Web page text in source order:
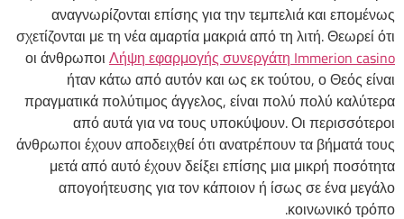
αναγνωρίζονται επίσης για την τεμπελιά και επομένως
σχετίζονται με τη νέα αμαρτία μακριά από τη λιτή. Θεωρεί ότι
οι άνθρωποιΛήψη εφαρμογής συνεργάτη Immerion casino
ήταν κάτω από αυτόν και ως εκ τούτου, ο Θεός είναι
πραγματικά πολύτιμος άγγελος, είναι πολύ πολύ καλύτερα
από αυτά για να τους υποκύψουν. Οι περισσότεροι
άνθρωποι έχουν αποδειχθεί ότι ανατρέπουν τα βήματά τους
μετά από αυτό έχουν δείξει επίσης μια μικρή ποσότητα
απογοήτευσης για τον κάποιον ή ίσως σε ένα μεγάλο
κοινωνικό τρόπο.